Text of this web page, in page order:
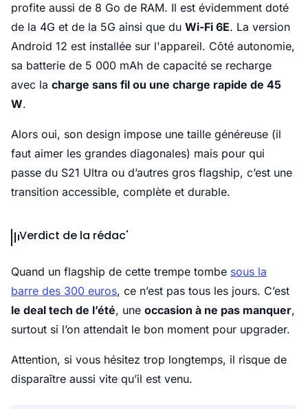
profite aussi de 8 Go de RAM. Il est évidemment doté
de la 4G et de la 5G ainsi que du Wi-Fi 6E. La version
Android 12 est installée sur l'appareil. Côté autonomie,
sa batterie de 5 000 mAh de capacité se recharge
avec la charge sans fil ou une charge rapide de 45
W.
Alors oui, son design impose une taille généreuse (il
faut aimer les grandes diagonales) mais pour qui
passe du S21 Ultra ou d’autres gros flagship, c’est une
transition accessible, complète et durable.
Verdict de la rédac'
Quand un flagship de cette trempe tombe sous la
barre des 300 euros, ce n’est pas tous les jours. C’est
le deal tech de l’été, une occasion à ne pas manquer,
surtout si l’on attendait le bon moment pour upgrader.
Attention, si vous hésitez trop longtemps, il risque de
disparaître aussi vite qu’il est venu.